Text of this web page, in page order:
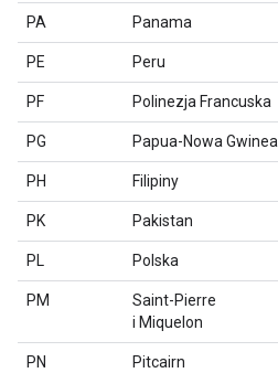
PA Panama
PE Peru
PF Polinezja Francuska
PG Papua-Nowa Gwinea
PH Filipiny
PK Pakistan
PL Polska
PM
Saint-Pierre
i Miquelon
PN Pitcairn